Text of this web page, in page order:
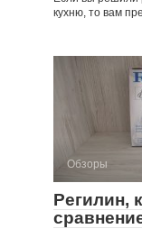
кухню, то вам
Обзоры
Регилин,